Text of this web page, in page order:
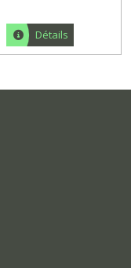
Détails